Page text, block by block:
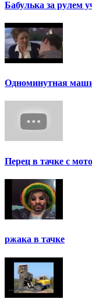
Бабулька за рулем
Одноминутная
Перец в тачке с
ржака в тачке